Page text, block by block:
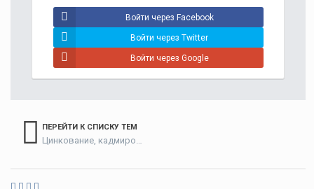
Войти через Facebook
Войти через Twitter
Войти через Google
ПЕРЕЙТИ К СПИСКУ ТЕМ